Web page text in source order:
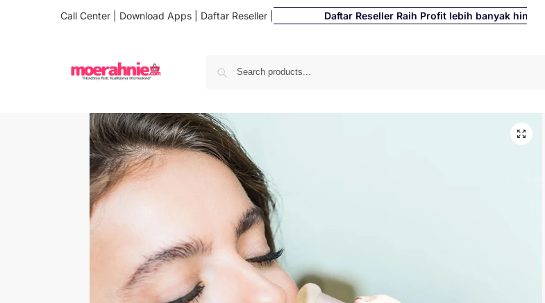
Call Center Download Apps Daftar Reseller Daftar Reseller Raih Profit lebih banyak hingga 500%